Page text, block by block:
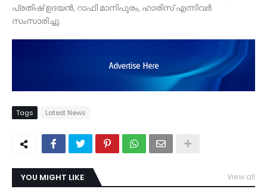
പ്രതിഷ് ഉദയൻ, റാഫി മാനിപുരം, ഹാരിസ് എന്നിവർ
സംസാരിച്ചു.
Tags Latest News
YOU MIGHT LIKE View all